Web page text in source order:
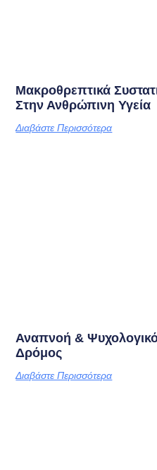
Μακροθρεπτικά
Στην Ανθρώπινη Υγεία
Διαβάστε Περισσότερα
Αναπνοή &
Δρόμος
Διαβάστε Περισσότερα